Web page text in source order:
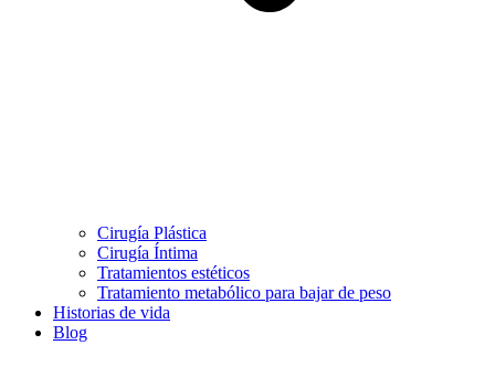
Cirugía Plástica
Cirugía Íntima
Tratamientos estéticos
Tratamiento metabólico para bajar de peso
Historias de vida
Blog